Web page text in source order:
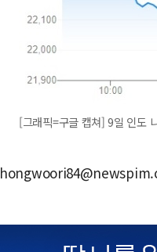
[그래픽=구글 캡쳐] 9일 인도